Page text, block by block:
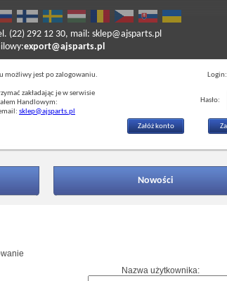
export@ajsparts.pl
(22) 292 12 30, mail: sklep@ajsparts.pl
możliwy jest po zalogowaniu.
zakładając je w serwisie
Handlowym:
sklep@ajsparts.pl
Login:
Hasło:
Załóż konto
Nowości
Nazwa użytkownika: